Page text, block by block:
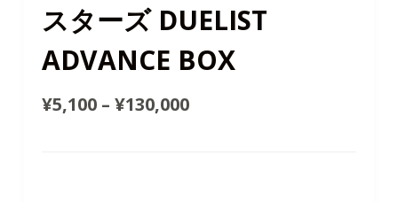
スターズ DUELIST
ADVANCE BOX
¥5,100– ¥130,000